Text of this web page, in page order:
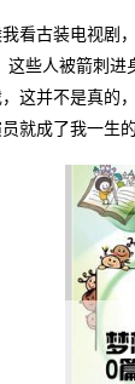
看古装电视剧
这些人被箭刺
这并不是真的
就成了我一生的